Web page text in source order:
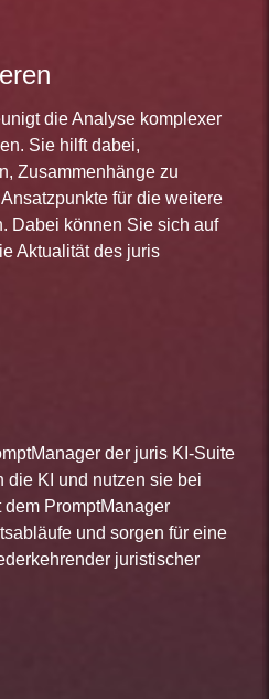
die Analyse komplexer
Sie hilft dabei,
Zusammenhänge zu
für die weitere
Dabei können Sie sich auf
Aktualität des juris
der juris KI-Suite
die KI und nutzen sie bei
PromptManager
und sorgen für eine
juristischer